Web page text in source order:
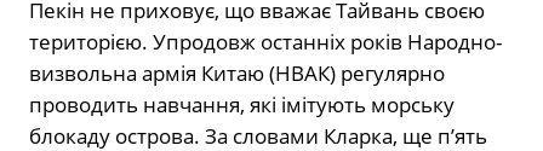
Пекін не приховує, що вважає Тайвань своєю
територією. Упродовж останніх років Народно-
визвольна армія Китаю (НВАК) регулярно
проводить навчання, які імітують морську
блокаду острова. За словами Кларка, ще п’ять